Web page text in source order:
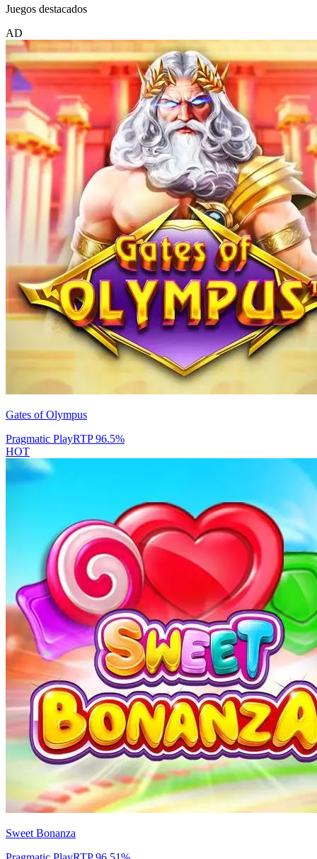
Juegos destacados
AD
Gates of Olympus
Pragmatic PlayRTP96.5%
HOT
Sweet Bonanza